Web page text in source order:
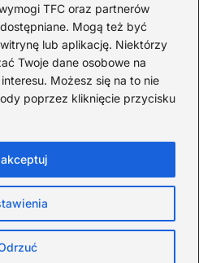
TFC oraz partnerów
Mogą też być
lub aplikację. Niektórzy
Twoje dane osobowe na
Możesz się na to nie
poprzez kliknięcie przycisku
Wszystkie prawa
Zasady użytkowania